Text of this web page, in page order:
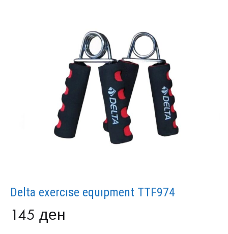
Delta exercıse equıpment TTF974
145 ден